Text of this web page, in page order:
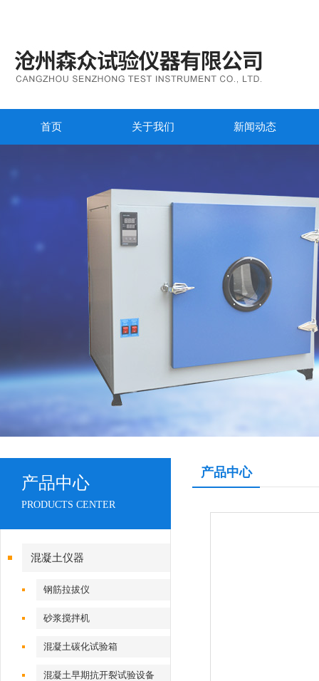
首页 关于我们 新闻动态
产品中心
PRODUCTS CENTER
混凝土仪器
钢筋拉拔仪
砂浆搅拌机
混凝土碳化试验箱
混凝土早期抗开裂试验设备
产品中心